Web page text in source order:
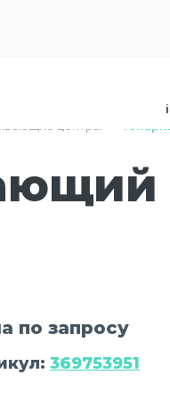
по запросу
369753951